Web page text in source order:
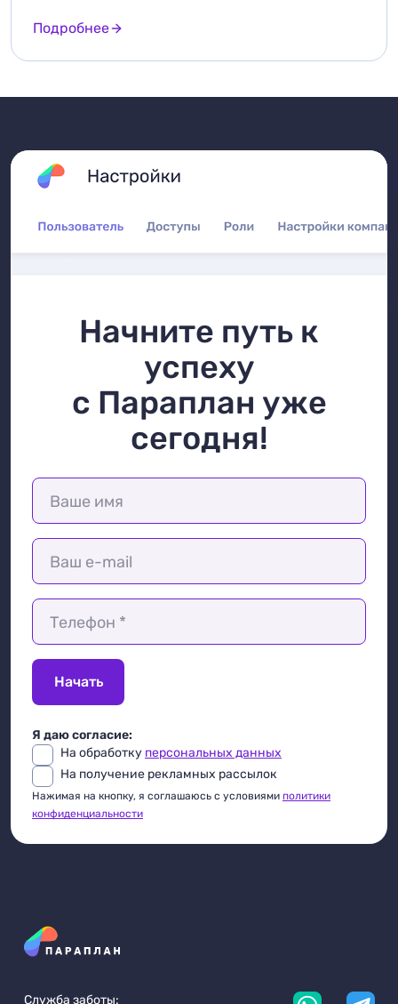
Подробнее
Начните путь к
успеху
с Параплан уже
сегодня!
Ваше имя
Ваш e-mail
Телефон *
Начать
Я даю согласие:
На обработку персональных данных
На получение рекламных рассылок
Нажимая на кнопку, я соглашаюсь с условиями политики
конфиденциальности
Служба заботы: